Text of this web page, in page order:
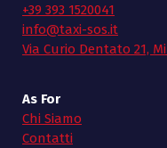
+39 393 1520041
info@taxi-sos.it
Via Curio Dentato 21,
As For
Chi Siamo
Contatti